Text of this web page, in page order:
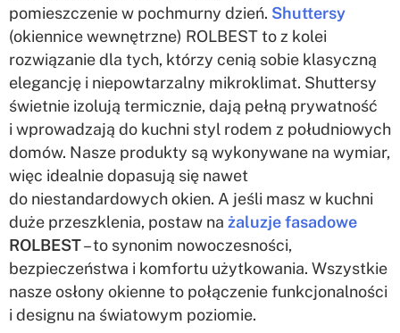
pomieszczenie w pochmurny dzień. Shuttersy
(okiennice wewnętrzne) ROLBEST to z kolei
rozwiązanie dla tych, którzy cenią sobie klasyczną
elegancję i niepowtarzalny mikroklimat. Shuttersy
świetnie izolują termicznie, dają pełną prywatność
i wprowadzają do kuchni styl rodem z południowych
domów. Nasze produkty są wykonywane na wymiar,
więc idealnie dopasują się nawet
do niestandardowych okien. A jeśli masz w kuchni
duże przeszklenia, postaw na żaluzje fasadowe
ROLBEST– to synonim nowoczesności,
bezpieczeństwa i komfortu użytkowania. Wszystkie
nasze osłony okienne to połączenie funkcjonalności
i designu na światowym poziomie.